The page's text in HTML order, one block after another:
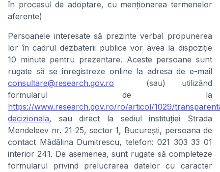
în procesul de adoptare, cu menționarea termenelor
aferente)
Persoanele interesate să prezinte verbal propunerea
lor în cadrul dezbaterii publice vor avea la dispoziţie
10 minute pentru prezentare. Aceste persoane sunt
rugate să se înregistreze online la adresa de e-mail
consultare@research.gov.ro (sau) utilizând
formularul de la
https://www.research.gov.ro/ro/articol/1029/
decizionala, sau direct la sediul instituției Strada
Mendeleev nr. 21-25, sector 1, București, persoana de
contact Mădălina Dumitrescu, telefon: 021 303 33 01
interior 241. De asemenea, sunt rugate să completeze
formularul privind prelucrarea datelor cu caracter